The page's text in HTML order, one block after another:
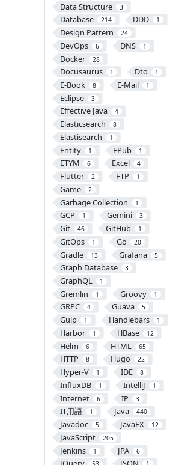
Data Structure 3
Database 214 DDD 1
Design Pattern 24
DevOps 6 DNS 1
Docker 28
Docusaurus 1 Dto 1
E-Book 8 E-Mail 1
Eclipse 3
Effective Java 4
Elasticsearch 8
Elastisearch 1
Entity 1 EPub 1
ETYM 6 Excel 4
Flutter 2 FTP 1
Game 2
Garbage Collection 1
GCP 1 Gemini 3
Git 46 GitHub 1
GitOps 1 Go 20
Gradle 13 Grafana 5
Graph Database 3
GraphQL 1
Gremlin 1 Groovy 1
GRPC 4 Guava 5
Gulp 1 Handlebars 1
Harbor 1 HBase 12
Helm 6 HTML 65
HTTP 8 Hugo 22
Hyper-V 1 IDE 8
InfluxDB 1 IntelliJ 1
Internet 6 IP 3
IT用語 1 Java 440
Javadoc 5 JavaFX 12
JavaScript 205
Jenkins 1 JPA 6